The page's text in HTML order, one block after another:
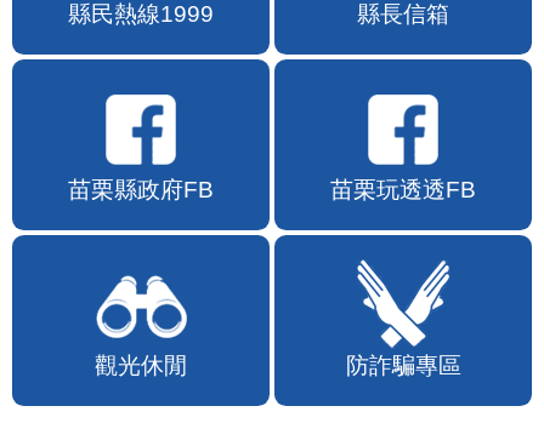
縣民熱線1999 縣長信箱
苗栗縣政府FB 苗栗玩透透FB
觀光休閒 防詐騙專區